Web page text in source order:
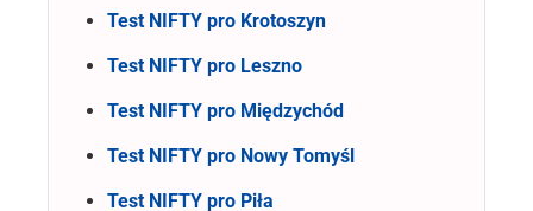
Test NIFTY pro Krotoszyn
Test NIFTY pro Leszno
Test NIFTY pro Międzychód
Test NIFTY pro Nowy Tomyśl
Test NIFTY pro Piła